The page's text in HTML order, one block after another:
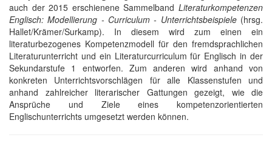
auch der 2015 erschienene Sammelband Literaturkompetenzen
Englisch: Modellierung - Curriculum - Unterrichtsbeispiele(hrsg.
Hallet/Krämer/Surkamp). In diesem wird zum einen ein
literaturbezogenes Kompetenzmodell für den fremdsprachlichen
Literaturunterricht und ein Literaturcurriculum für Englisch in der
Sekundarstufe 1 entworfen. Zum anderen wird anhand von
konkreten Unterrichtsvorschlägen für alle Klassenstufen und
anhand zahlreicher literarischer Gattungen gezeigt, wie die
Ansprüche und Ziele eines kompetenzorientierten
Englischunterrichts umgesetzt werden können.